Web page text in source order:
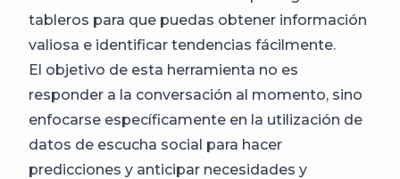
tableros para que puedas obtener información
valiosa e identificar tendencias fácilmente.
El objetivo de esta herramienta no es
responder a la conversación al momento, sino
enfocarse específicamente en la utilización de
datos de escucha social para hacer
predicciones y anticipar necesidades y